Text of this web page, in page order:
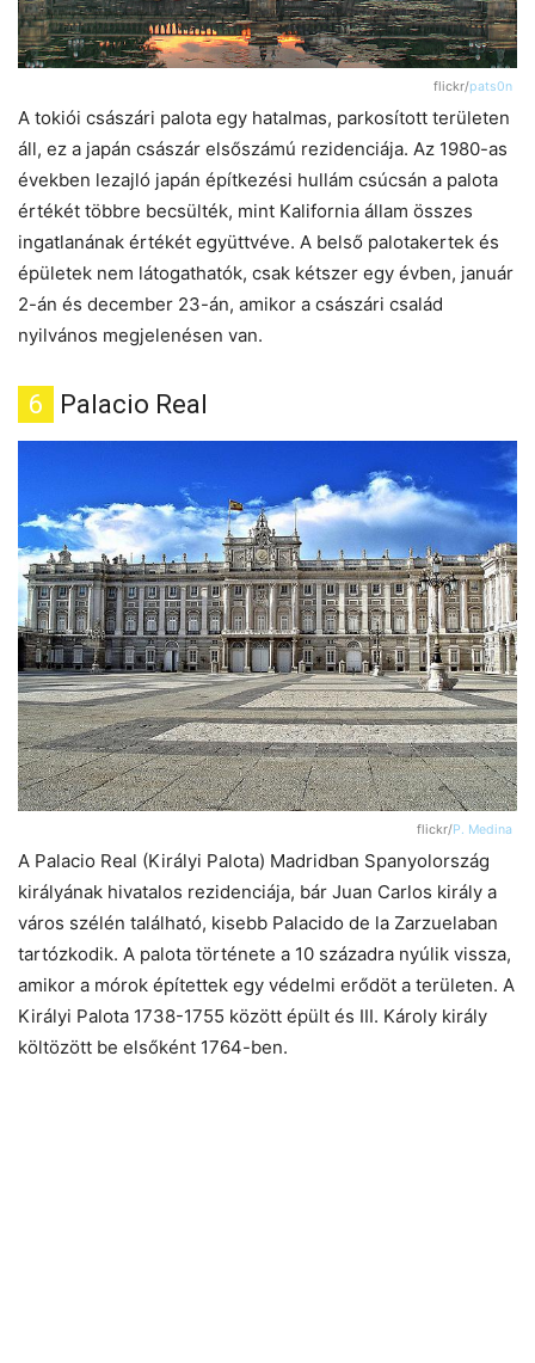
flickr/pats0n
A tokiói császári palota egy hatalmas, parkosított területen
áll, ez a japán császár elsőszámú rezidenciája. Az 1980-as
években lezajló japán építkezési hullám csúcsán a palota
értékét többre becsülték, mint Kalifornia állam összes
ingatlanának értékét együttvéve. A belső palotakertek és
épületek nem látogathatók, csak kétszer egy évben, január
2-án és december 23-án, amikor a császári család
nyilvános megjelenésen van.
6 Palacio Real
flickr/P. Medina
A Palacio Real (Királyi Palota) Madridban Spanyolország
királyának hivatalos rezidenciája, bár Juan Carlos király a
város szélén található, kisebb Palacido de la Zarzuelaban
tartózkodik. A palota története a 10 századra nyúlik vissza,
amikor a mórok építettek egy védelmi erődöt a területen. A
Királyi Palota 1738-1755 között épült és III. Károly király
költözött be elsőként 1764-ben.